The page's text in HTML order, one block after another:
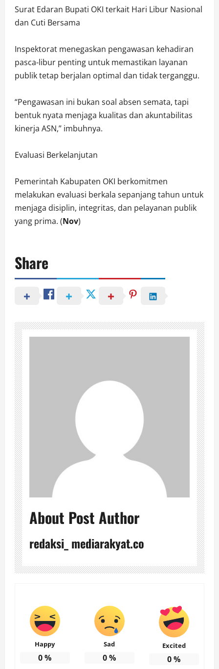
Surat Edaran Bupati OKI terkait Hari Libur Nasional
dan Cuti Bersama
Inspektorat menegaskan pengawasan kehadiran
pasca-libur penting untuk memastikan layanan
publik tetap berjalan optimal dan tidak terganggu.
“Pengawasan ini bukan soal absen semata, tapi
bentuk nyata menjaga kualitas dan akuntabilitas
kinerja ASN,” imbuhnya.
Evaluasi Berkelanjutan
Pemerintah Kabupaten OKI berkomitmen
melakukan evaluasi berkala sepanjang tahun untuk
menjaga disiplin, integritas, dan pelayanan publik
yang prima. (Nov)
Share
About Post Author
redaksi_ mediarakyat.co
Happy
0%
Sad
0%
Excited
0%